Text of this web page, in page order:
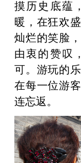
摸历史底蕴
暖，在狂欢
灿烂的笑脸
由衷的赞叹
可。游玩的
在每一位游
连忘返。